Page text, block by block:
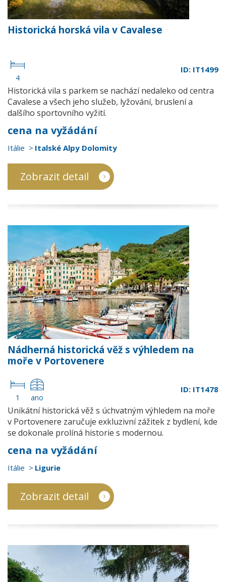
Historická horská vila v Cavalese
4
ID: IT1499
Historická vila s parkem se nachází nedaleko od centra
Cavalese a všech jeho služeb, lyžování, bruslení a
dalšího sportovního vyžití.
cena na vyžádání
Itálie Italské Alpy Dolomity
Zobrazit detail
Nádherná historická věž s výhledem na
moře v Portovenere
1 ano
ID: IT1478
Unikátní historická věž s úchvatným výhledem na moře
v Portovenere zaručuje exkluzivní zážitek z bydlení, kde
se dokonale prolíná historie s modernou.
cena na vyžádání
Itálie Ligurie
Zobrazit detail